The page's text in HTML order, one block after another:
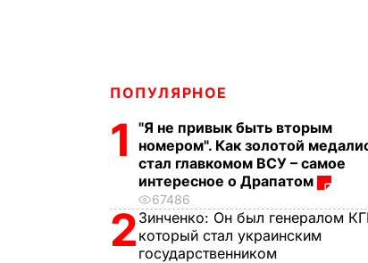
ПОПУЛЯРНОЕ
1
"Я не привык быть вторым
номером". Как золотой
стал главкомом ВСУ – самое
интересное о Драпатом
67486
2 Зинченко: Он был генералом
который стал украинским
государственником